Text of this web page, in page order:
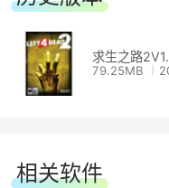
港市到新奥尔良，
你会扮演四名新
先进的武器。除了
求生之路
79.25MB
相关软件